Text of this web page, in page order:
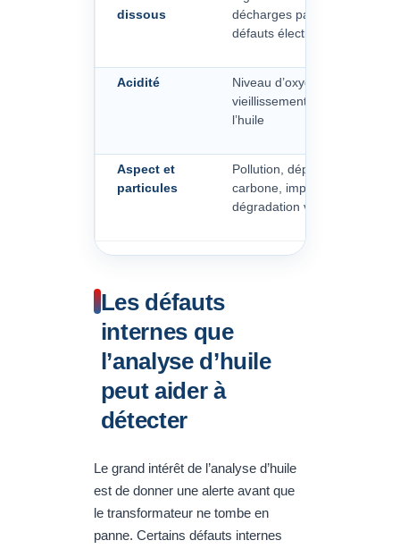
dissous
décharges partielles, arcs ou
défauts électriques internes
Acidité
Niveau d’oxydation et
vieillissement chimique de
l’huile
Aspect et
particules
Pollution, dépôts, traces de
carbone, impuretés ou
dégradation visible
Les défauts
internes que
l’analyse d’huile
peut aider à
détecter
Le grand intérêt de l’analyse d’huile
est de donner une alerte avant que
le transformateur ne tombe en
panne. Certains défauts internes